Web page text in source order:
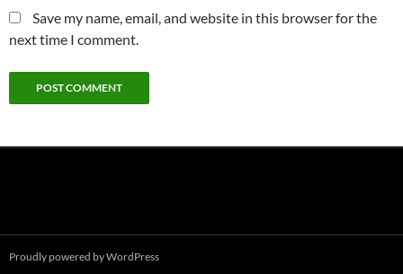
Save my name, email, and website in this browser for the
next time I comment.
Proudly powered by WordPress